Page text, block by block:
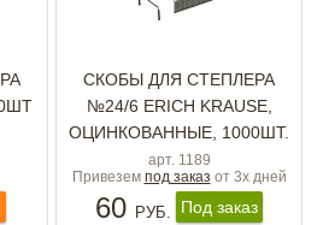
СКОБЫ ДЛЯ СТЕПЛЕРА
№24/6 ERICH KRAUSE,
ОЦИНКОВАННЫЕ, 1000ШТ.
арт. 1189
Привезем под заказ от 3х дней
60 РУБ. Под заказ